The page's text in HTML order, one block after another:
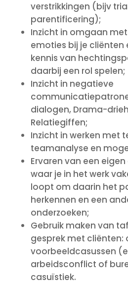
verstrikkingen (bijv
parentificering);
Inzicht in omgaan
emoties bij je cliënten
kennis van
daarbij een rol spelen;
Inzicht in negatieve
dialogen, Drama-
Relatiegiffen;
Inzicht in werken met
teamanalyse en
Ervaren van een
waar je in het werk
loopt om daarin het
herkennen en een
onderzoeken;
Gebruik maken van
gesprek met cliënten:
voorbeeldcasussen
arbeidsconflict of
casuïstiek.